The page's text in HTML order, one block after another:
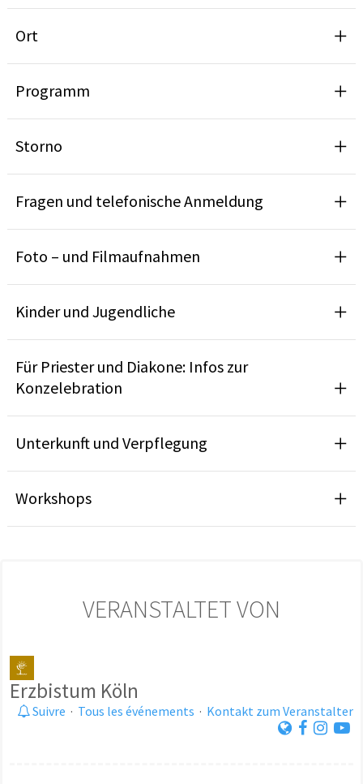
Ort
Programm
Storno
Fragen und telefonische Anmeldung
Foto – und Filmaufnahmen
Kinder und Jugendliche
Für Priester und Diakone: Infos zur
Konzelebration
Unterkunft und Verpflegung
Workshops
VERANSTALTET VON
Erzbistum Köln
Suivre · Tous les événements · Kontakt zum Veranstalter